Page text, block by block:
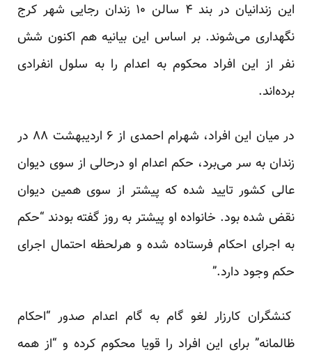
این زندانیان در بند ۴ سالن ۱۰ زندان رجایی شهر کرج
نگهداری می‌شوند. بر اساس این بیانیه هم اکنون شش
نفر از این افراد محکوم به اعدام را به سلول انفرادی
برده‌اند.
در میان این افراد، شهرام احمدی از ۶ اردیبهشت ۸۸ در
زندان به سر می‌برد، حکم اعدام او درحالی از سوی دیوان
عالی کشور تایید شده که پیشتر از سوی همین دیوان
نقض شده بود. خانواده او پیشتر به روز گفته بودند “حکم
به اجرای احکام فرستاده شده و هرلحظه احتمال اجرای
حکم وجود دارد.”
کنشگران کارزار لغو گام به گام اعدام صدور “احکام
ظالمانه” برای این افراد را قویا محکوم کرده و “از همه